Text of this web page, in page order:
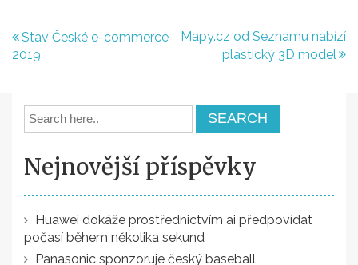
Navigace
pro
Stav České e-commerce
2019
Mapy.cz od Seznamu nabízí
plastický 3D model
Nejnovější příspěvky
Huawei dokáže prostřednictvím ai předpovídat
počasí během několika sekund
Panasonic sponzoruje český baseball